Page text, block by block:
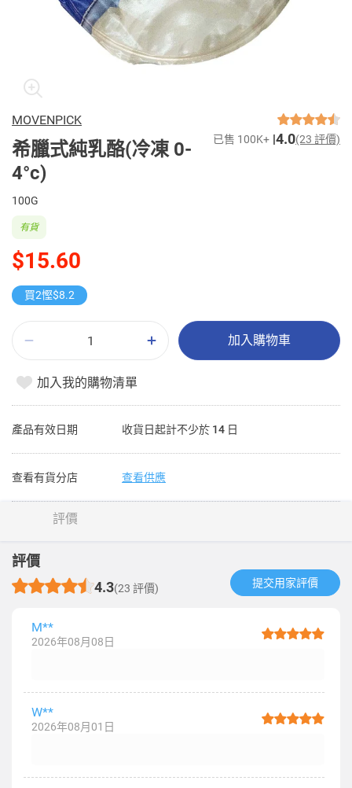
MOVENPICK
希臘式純乳酪(冷凍 0-
4°c)
已售 100K+ 4.0(23 評價)
100G
$15.60
有貨
買2慳$8.2
加入購物車
加入我的購物清單
產品有效日期 收貨日起計不少於 14 日
查看有貨分店 查看供應
評價
評價
4.3(23 評價) 提交用家評價​
M**
2026年08月08日
W**
2026年08月01日